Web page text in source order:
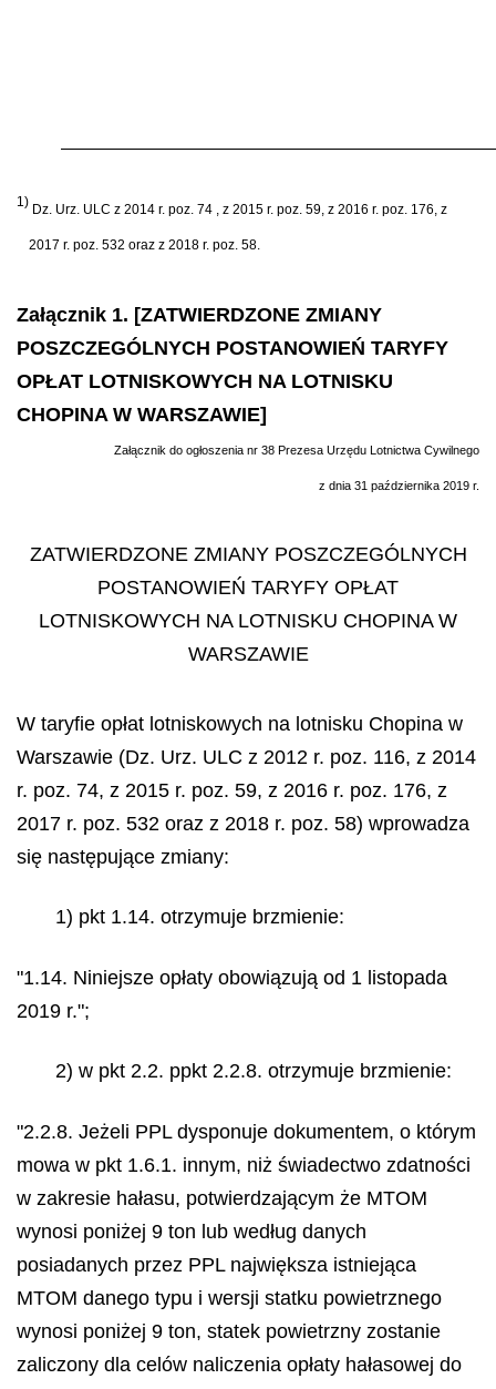
1) Dz. Urz. ULC z 2014 r. poz. 74 , z 2015 r. poz. 59, z 2016 r. poz. 176, z
2017 r. poz. 532 oraz z 2018 r. poz. 58.
Załącznik 1. [ZATWIERDZONE ZMIANY
POSZCZEGÓLNYCH POSTANOWIEŃ TARYFY
OPŁAT LOTNISKOWYCH NA LOTNISKU
CHOPINA W WARSZAWIE]
Załącznik do ogłoszenia nr 38 Prezesa Urzędu Lotnictwa Cywilnego
z dnia 31 października 2019 r.
ZATWIERDZONE ZMIANY POSZCZEGÓLNYCH
POSTANOWIEŃ TARYFY OPŁAT
LOTNISKOWYCH NA LOTNISKU CHOPINA W
WARSZAWIE
W taryfie opłat lotniskowych na lotnisku Chopina w
Warszawie (Dz. Urz. ULC z 2012 r. poz. 116, z 2014
r. poz. 74, z 2015 r. poz. 59, z 2016 r. poz. 176, z
2017 r. poz. 532 oraz z 2018 r. poz. 58) wprowadza
się następujące zmiany:
1) pkt 1.14. otrzymuje brzmienie:
"1.14. Niniejsze opłaty obowiązują od 1 listopada
2019 r.";
2) w pkt 2.2. ppkt 2.2.8. otrzymuje brzmienie:
"2.2.8. Jeżeli PPL dysponuje dokumentem, o którym
mowa w pkt 1.6.1. innym, niż świadectwo zdatności
w zakresie hałasu, potwierdzającym że MTOM
wynosi poniżej 9 ton lub według danych
posiadanych przez PPL największa istniejąca
MTOM danego typu i wersji statku powietrznego
wynosi poniżej 9 ton, statek powietrzny zostanie
zaliczony dla celów naliczenia opłaty hałasowej do